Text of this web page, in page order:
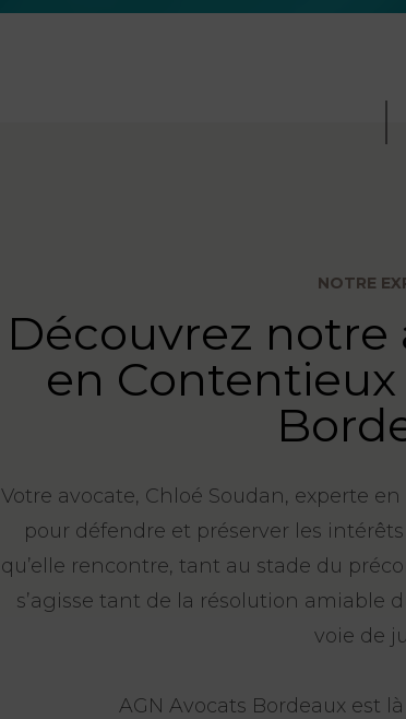
NOTRE
Découvrez
en
Votre avocate, Chloé Soudan, experte
pour défendre et préserver les
qu’elle rencontre, tant au stade du
s’agisse tant de la résolution amiable
voie de
AGN Avocats Bordeaux est